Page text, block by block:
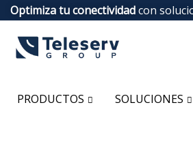
Optimiza tu conectividadcon
PRODUCTOS SOLUCIONES